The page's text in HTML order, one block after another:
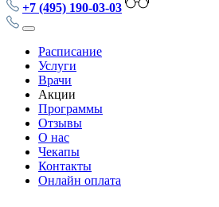
+7 (495) 190-03-03
Расписание
Услуги
Врачи
Акции
Программы
Отзывы
О нас
Чекапы
Контакты
Онлайн оплата